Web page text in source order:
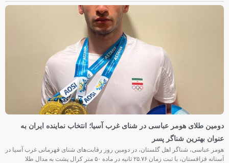
دومین طلای هومر عباسی در شنای غرب آسیا؛ انتخاب نماینده ایران به
عنوان بهترین شناگر پسر
هومر عباسی، شناگر اهل گلستان، در دومین روز رقابت‌های شنای قهرمانی غرب آسیا در
آستانه قزاقستان، با ثبت زمان ۲۵.۷۶ ثانیه در ماده ۵۰ متر کرال پشت به مدال طلا